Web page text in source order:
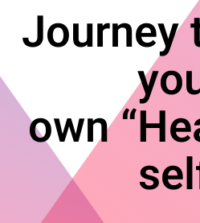
Journey
own